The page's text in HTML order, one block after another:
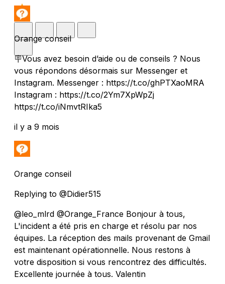
Orange conseil
🪧Vous avez besoin d’aide ou de conseils ? Nous
vous répondons désormais sur Messenger et
Instagram. Messenger : https://t.co/ghPTXaoMRA
Instagram : https://t.co/2Ym7XpWpZj
https://t.co/iNmvtRIka5
il y a 9 mois
Orange conseil
Replying to @Didier515
@leo_mlrd @Orange_France Bonjour à tous,
L'incident a été pris en charge et résolu par nos
équipes. La réception des mails provenant de Gmail
est maintenant opérationnelle. Nous restons à
votre disposition si vous rencontrez des difficultés.
Excellente journée à tous. Valentin